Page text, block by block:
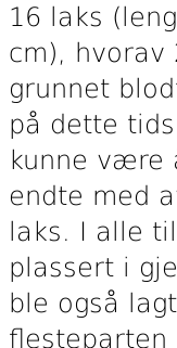
16 laks
cm), hvorav
grunnet
på dette
kunne være
endte med
laks. I alle
plassert i
ble også
flesteparten